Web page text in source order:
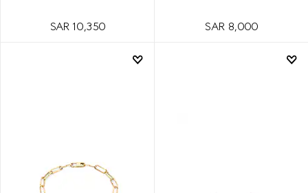
SAR 10,350 SAR 8,000